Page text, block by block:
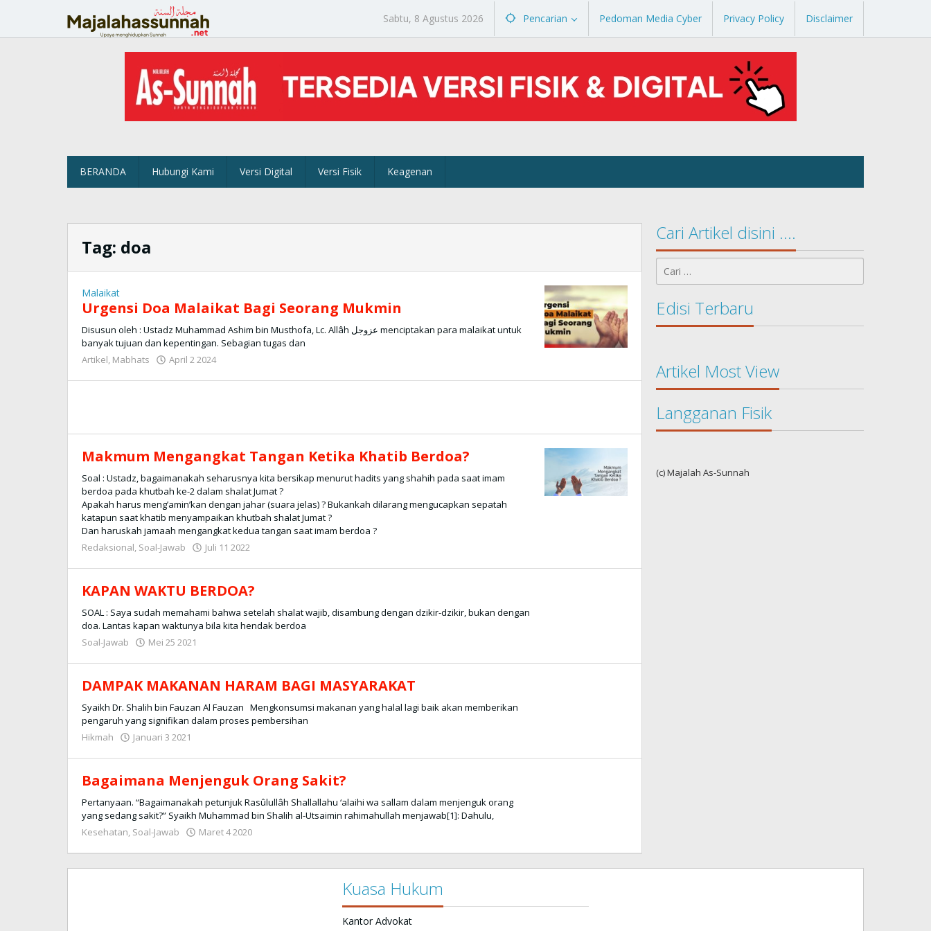
konten
Sabtu, 8 Agustus 2026 Pencarian Pedoman Media Cyber Privacy Policy Disclaimer
BERANDA Hubungi Kami Versi Digital Versi Fisik Keagenan
Tag: doa
Malaikat
Urgensi Doa Malaikat Bagi Seorang Mukmin
Disusun oleh : Ustadz Muhammad Ashim bin Musthofa, Lc. Allâh عزوجل menciptakan para malaikat untuk
banyak tujuan dan kepentingan. Sebagian tugas dan
Artikel, Mabhats April 2 2024
Makmum Mengangkat Tangan Ketika Khatib Berdoa?
Soal : Ustadz, bagaimanakah seharusnya kita bersikap menurut hadits yang shahih pada saat imam
berdoa pada khutbah ke-2 dalam shalat Jumat ?
Apakah harus meng’amin’kan dengan jahar (suara jelas) ? Bukankah dilarang mengucapkan sepatah
katapun saat khatib menyampaikan khutbah shalat Jumat ?
Dan haruskah jamaah mengangkat kedua tangan saat imam berdoa ?
Redaksional, Soal-Jawab Juli 11 2022
KAPAN WAKTU BERDOA?
SOAL : Saya sudah memahami bahwa setelah shalat wajib, disambung dengan dzikir-dzikir, bukan dengan
doa. Lantas kapan waktunya bila kita hendak berdoa
Soal-Jawab
Mei 25 2021
DAMPAK MAKANAN HARAM BAGI MASYARAKAT
Syaikh Dr. Shalih bin Fauzan Al Fauzan Mengkonsumsi makanan yang halal lagi baik akan memberikan
pengaruh yang signifikan dalam proses pembersihan
Hikmah
Januari 3 2021
Bagaimana Menjenguk Orang Sakit?
Pertanyaan. “Bagaimanakah petunjuk Rasûlullâh Shallallahu ‘alaihi wa sallam dalam menjenguk orang
yang sedang sakit?” Syaikh Muhammad bin Shalih al-Utsaimin rahimahullah menjawab[1]: Dahulu,
Kesehatan, Soal-Jawab Maret 4 2020
Cari Artikel disini ….
Cari
untuk:
Edisi Terbaru
Artikel Most View
Langganan Fisik
(c) Majalah As-Sunnah
Kuasa Hukum
Kantor Advokat